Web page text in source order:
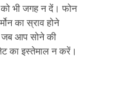
को भी जगह न दें। फोन
का स्राव होने
जब आप सोने की
का इस्तेमाल न करें।